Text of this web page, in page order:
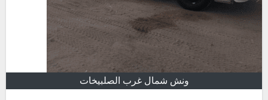
ونش شمال غرب الصلبيخات